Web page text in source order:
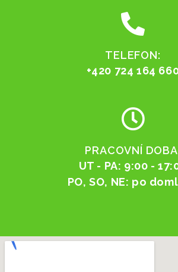
TELEFON:
+420 724 164
PRACOVNÍ
UT - PA: 9:00 -
PO, SO, NE: po